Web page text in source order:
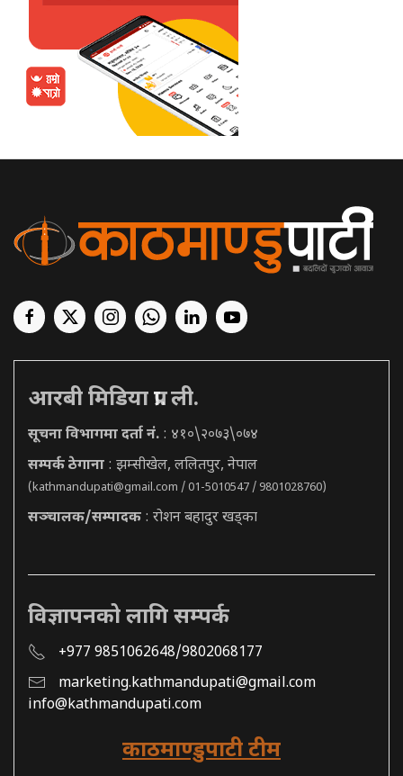
आरबी मिडिया प्रा. ली.
सूचना विभागमा दर्ता नं. : ४१०\२०७३\०७४
सम्पर्क ठेगाना : झम्सीखेल, ललितपुर, नेपाल
(kathmandupati@gmail.com / 01-5010547 / 9801028760)
सञ्चालक/सम्पादक : रोशन बहादुर खड्का
विज्ञापनको लागि सम्पर्क
+977 9851062648/9802068177
marketing.kathmandupati@gmail.com
info@kathmandupati.com
काठमाण्डुपाटी टीम